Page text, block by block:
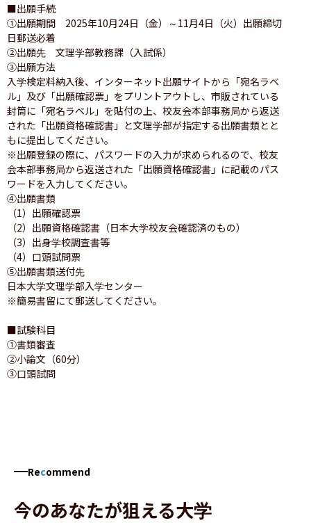
■出願手続
①出願期間　2025年10月24日（金）～11月4日（火）出願締切
日郵送必着
②出願先　文理学部教務課（入試係）
③出願方法
入学検定料納入後、インターネット出願サイトから「宛名ラベ
ル」及び「出願確認票」をプリントアウトし、市販されている
封筒に「宛名ラベル」を貼付の上、校友会本部事務局から返送
された「出願資格確認書」と文理学部が指定する出願書類とと
もに提出してください。
※出願登録の際に、パスワードの入力が求められるので、校友
会本部事務局から返送された「出願資格確認書」に記載のパス
ワードを入力してください。
④出願書類
（1）出願確認票
（2）出願資格確認書（日本大学校友会確認済のもの）
（3）出身学校調査書等
（4）口頭試問票
⑤出願書類送付先
日本大学文理学部入学センター
※簡易書留にて郵送してください。
■試験科目
①書類審査
②小論文（60分）
③口頭試問
Recommend
今のあなたが狙える大学